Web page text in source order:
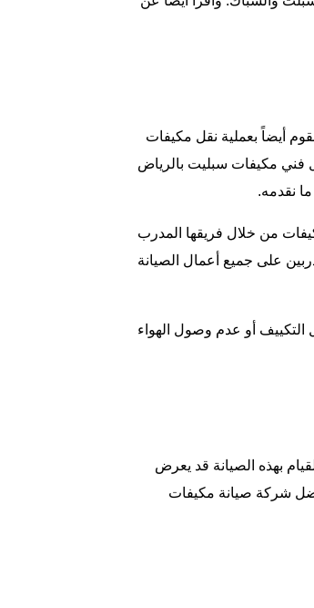
أيضاً بعملية نقل مكيفات
فني مكيفات سبليت بالرياض
نقدمه.
من خلال فريقها المدرب
على جميع أعمال الصيانة
أو عدم وصول الهواء
بهذه الصيانة قد يعرض
شركة صيانة مكيفات